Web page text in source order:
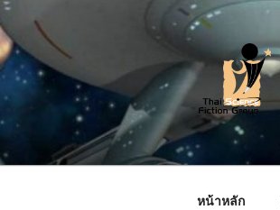
ข้าม
ไป
ยัง
บทความ
หน้าหลัก